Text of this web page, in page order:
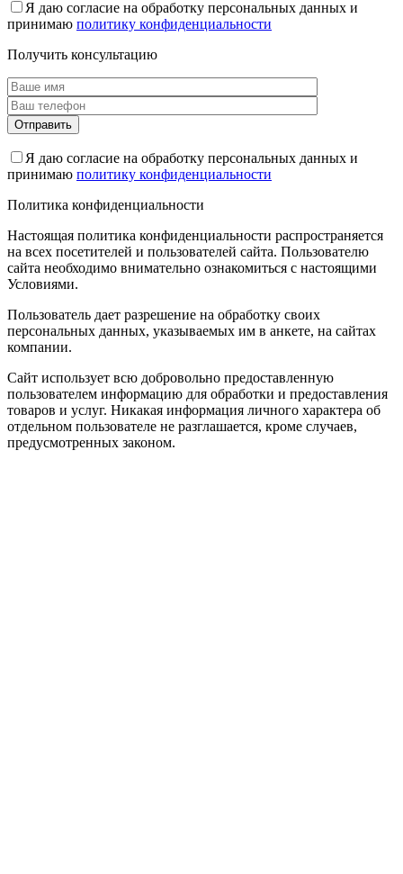
Я даю согласие на обработку персональных данных и
принимаю политику конфиденциальности
Получить консультацию
Я даю согласие на обработку персональных данных и
принимаю политику конфиденциальности
Политика конфиденциальности
Настоящая политика конфиденциальности распространяется
на всех посетителей и пользователей сайта. Пользователю
сайта необходимо внимательно ознакомиться с настоящими
Условиями.
Пользователь дает разрешение на обработку своих
персональных данных, указываемых им в анкете, на сайтах
компании.
Сайт использует всю добровольно предоставленную
пользователем информацию для обработки и предоставления
товаров и услуг. Никакая информация личного характера об
отдельном пользователе не разглашается, кроме случаев,
предусмотренных законом.